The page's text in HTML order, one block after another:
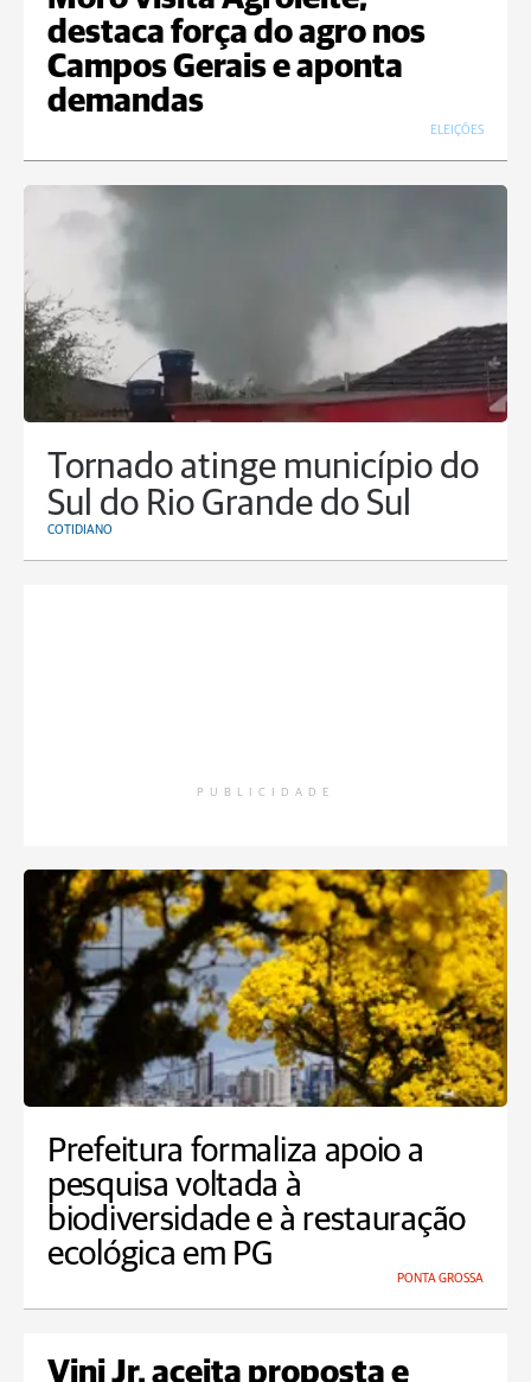
destaca força do agro nos
Campos Gerais e aponta
demandas
ELEIÇÕES
Tornado atinge município do
Sul do Rio Grande do Sul
COTIDIANO
PUBLICIDADE
Prefeitura formaliza apoio a
pesquisa voltada à
biodiversidade e à restauração
ecológica em PG
PONTA GROSSA
Vini Jr. aceita proposta e